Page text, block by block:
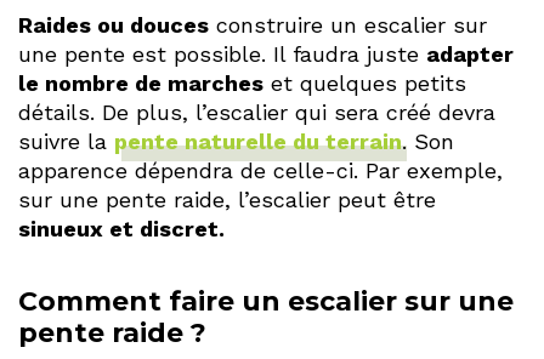
Raides ou douces construire un escalier sur
une pente est possible. Il faudra juste adapter
le nombre de marches et quelques petits
détails. De plus, l’escalier qui sera créé devra
suivre la pente naturelle du terrain. Son
apparence dépendra de celle-ci. Par exemple,
sur une pente raide, l’escalier peut être
sinueux et discret.
Comment faire un escalier sur une
pente raide ?